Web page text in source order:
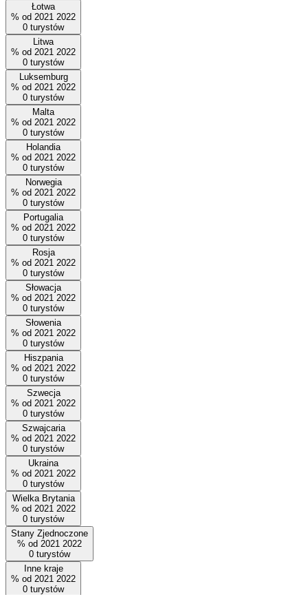
Łotwa
% od 2021 2022
0 turystów
Litwa
% od 2021 2022
0 turystów
Luksemburg
% od 2021 2022
0 turystów
Malta
% od 2021 2022
0 turystów
Holandia
% od 2021 2022
0 turystów
Norwegia
% od 2021 2022
0 turystów
Portugalia
% od 2021 2022
0 turystów
Rosja
% od 2021 2022
0 turystów
Słowacja
% od 2021 2022
0 turystów
Słowenia
% od 2021 2022
0 turystów
Hiszpania
% od 2021 2022
0 turystów
Szwecja
% od 2021 2022
0 turystów
Szwajcaria
% od 2021 2022
0 turystów
Ukraina
% od 2021 2022
0 turystów
Wielka Brytania
% od 2021 2022
0 turystów
Stany Zjednoczone
% od 2021 2022
0 turystów
Inne kraje
% od 2021 2022
0 turystów